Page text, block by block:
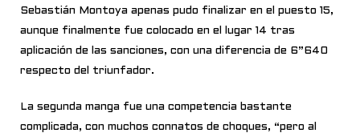
Sebastián Montoya apenas pudo finalizar en el puesto 15,
aunque finalmente fue colocado en el lugar 14 tras
aplicación de las sanciones, con una diferencia de 6”640
respecto del triunfador.
La segunda manga fue una competencia bastante
complicada, con muchos connatos de choques, “pero al